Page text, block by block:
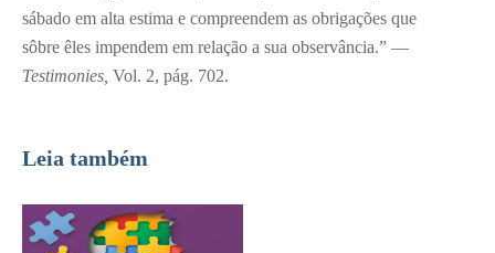
sábado em alta estima e compreendem as obrigações que
sôbre êles impendem em relação a sua observância.” —
Testimonies, Vol. 2, pág. 702.
Leia também